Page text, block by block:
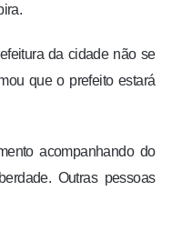
da cidade não se
que o prefeito estará
acompanhando do
Outras pessoas